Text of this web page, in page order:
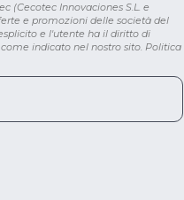
(Cecotec Innovaciones S.L. e
e promozioni delle società del
e l'utente ha il diritto di
indicato nel nostro sito. Politica